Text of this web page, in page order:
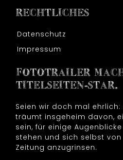
RECHTLICHES
Datenschutz
Impressum
FOTOTRAILER
TITELSEITEN-STAR.
Seien wir doch mal
träumt insgeheim davon,
sein, für einige
stehen und sich selbst
Zeitung anzugrinsen.